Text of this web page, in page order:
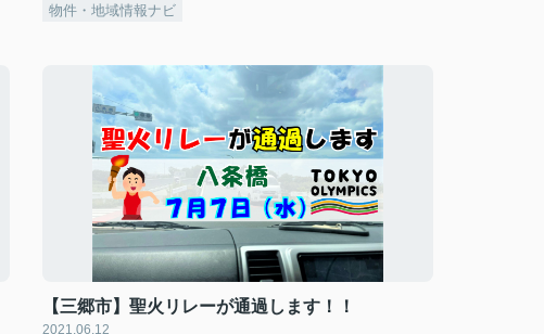
物件・地域情報ナビ
【三郷市】聖火リレーが通過します！！
2021.06.12